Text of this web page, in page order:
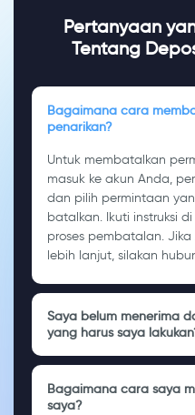
Pertanyaan
Tentang
Bagaimana cara
penarikan?
Untuk membatalkan
masuk ke akun Anda,
dan pilih permintaan
batalkan. Ikuti instruksi
proses pembatalan.
lebih lanjut, silakan
Saya belum menerima
yang harus saya
Bagaimana cara saya
saya?